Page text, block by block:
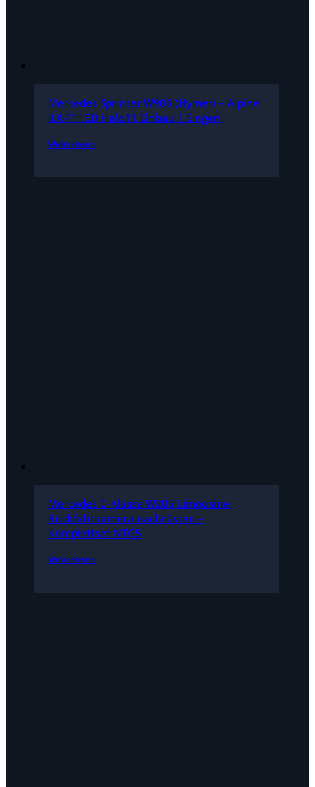
Mercedes Sprinter W906 (Hymer) – Alpine
iLX-F115D Halo11 Einbau | Singen
Weiterlesen
Mercedes C-Klasse W205 Limousine
Rückfahrkamera nachrüsten –
Komplettset NTG5
Weiterlesen